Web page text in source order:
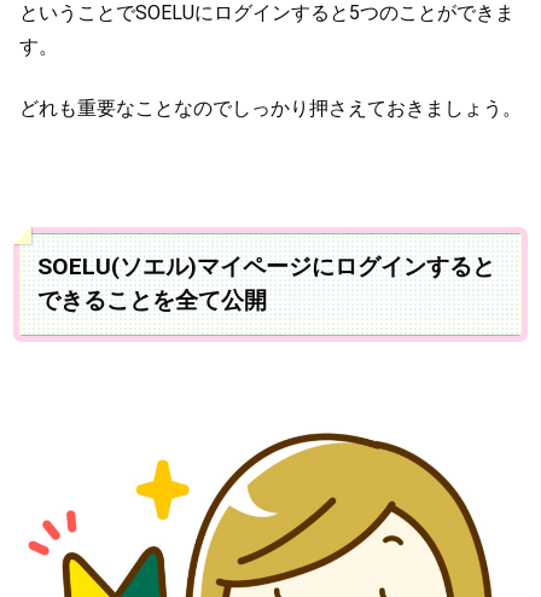
ということでSOELUにログインすると5つのことができま
す。
どれも重要なことなのでしっかり押さえておきましょう。
SOELU(ソエル)マイページにログインすると
できることを全て公開